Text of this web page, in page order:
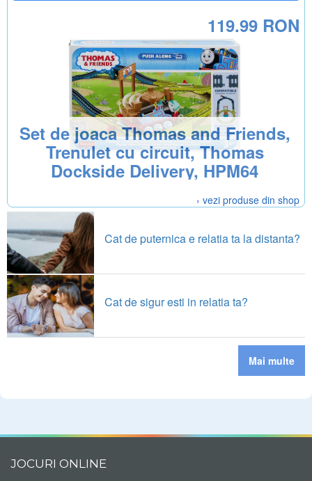
Set de joaca Thomas and Friends,
Trenulet cu circuit, Thomas
Dockside Delivery, HPM64
119.99 RON
› vezi produse din shop
Cat de puternica e relatia ta la distanta?
Cat de sigur esti in relatia ta?
Mai multe
JOCURI ONLINE